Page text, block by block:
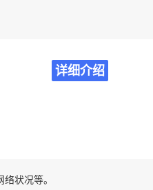
详细介绍
状况等。